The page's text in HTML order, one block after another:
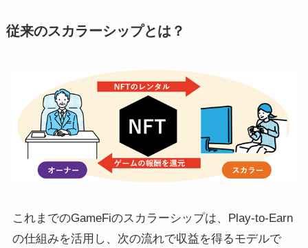
従来のスカラーシップとは？
これまでのGameFiのスカラーシップは、Play-to-Earn
の仕組みを活用し、次の流れで収益を得るモデルで